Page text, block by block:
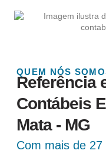
QUEM NÓS
Referência
Contábeis
Mata - MG
Com mais de